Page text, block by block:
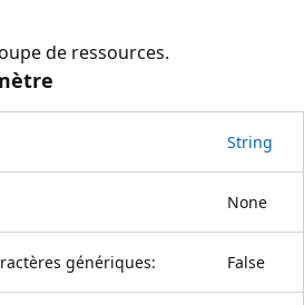
de ressources.
String
None
génériques: False